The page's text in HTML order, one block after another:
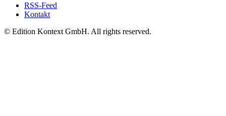
RSS-Feed
Kontakt
© Edition Kontext GmbH. All rights reserved.